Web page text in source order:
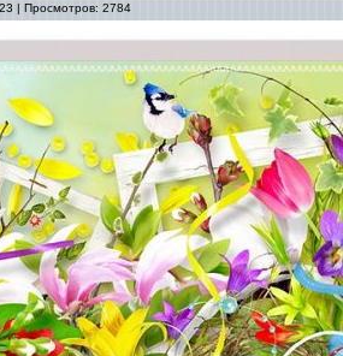
| Просмотров: 2784